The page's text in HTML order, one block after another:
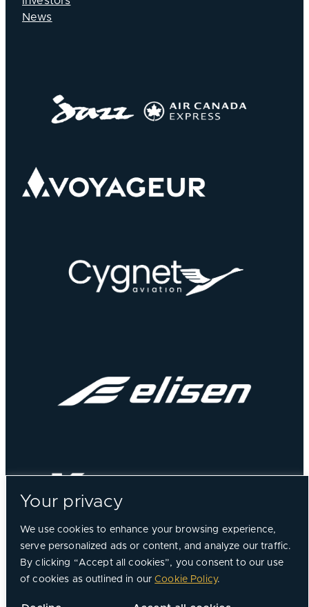
Your privacy
We use cookies to enhance your browsing experience,
serve personalized ads or content, and analyze our traffic.
By clicking “Accept all cookies”, you consent to our use
of cookies as outlined in ourCookie Policy.
News
© 2026, Chorus Aviation All Rights Reserved.